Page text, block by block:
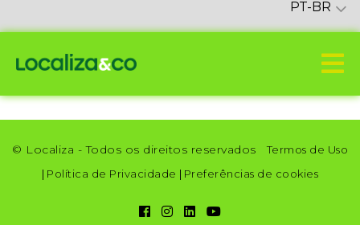
PT-BR
© Localiza - Todos os direitos reservados
Termos de Uso
| Política de Privacidade | Preferências de cookies